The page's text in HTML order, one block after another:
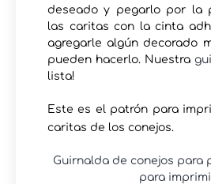
deseado y pegarlo por la
las caritas con la cinta
agregarle algún decorado
pueden hacerlo. Nuestra
lista!
Este es el patrón para
caritas de los conejos.
Guirnalda de conejos para
para